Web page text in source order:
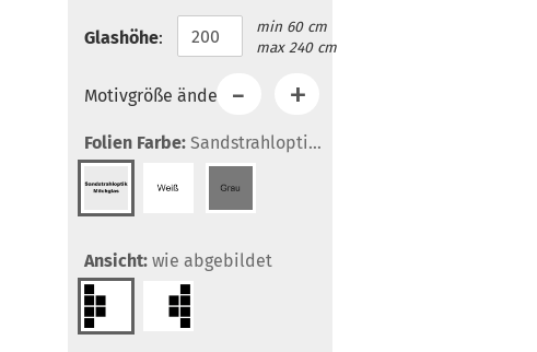
Glashöhe:
min 60 cm
max 240 cm
Motivgröße ändern:
Folien Farbe: Sandstrahloptik/Milchglas
Ansicht: wie abgebildet